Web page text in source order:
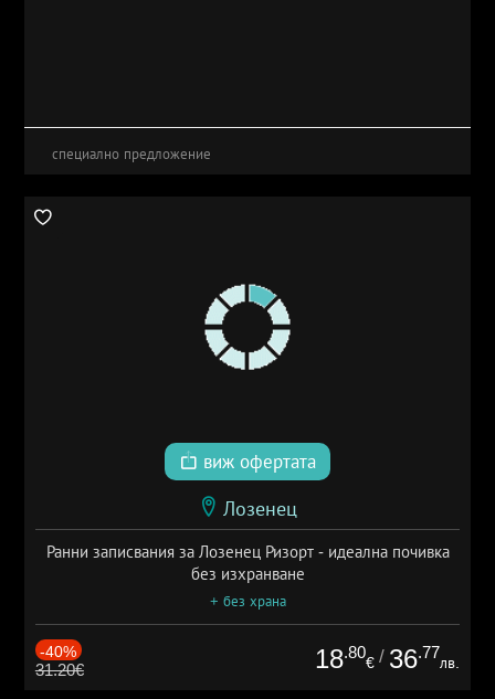
специално предложение
виж офертата
Лозенец
Ранни записвания за Лозенец Ризорт - идеална почивка
без изхранване
+ без храна
-40%
31.20€ 18.80
€ / 36.77
лв.